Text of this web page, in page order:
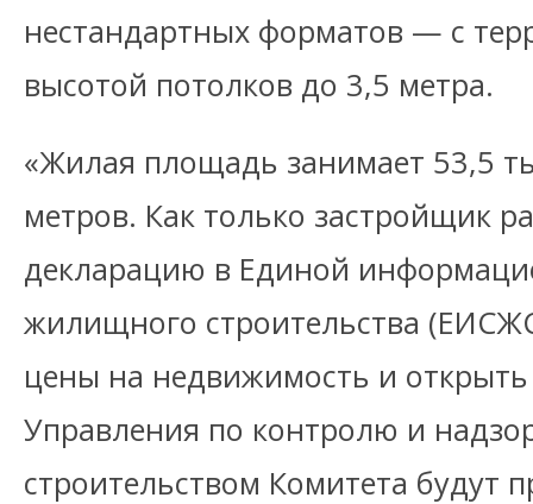
нестандартных форматов — с
высотой потолков до 3,5 метра.
«Жилая площадь занимает 53,5
метров. Как только застройщик
декларацию в Единой
жилищного строительства
цены на недвижимость и
Управления по контролю и
строительством Комитета будут